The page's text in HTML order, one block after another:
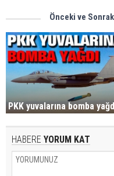
Önceki ve
PKK yuvalarına bomba
HABERE YORUM KAT